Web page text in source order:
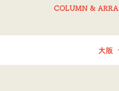
COLUMN &